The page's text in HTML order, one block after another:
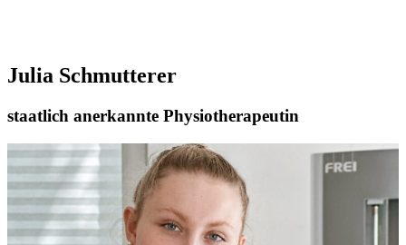
Julia Schmutterer
staatlich anerkannte Physiotherapeutin